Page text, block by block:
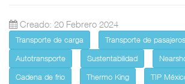
Creado: 20 Febrero 2024
Transporte de carga
Transporte de pasajeros
Autotransporte
Sustentabilidad
Cadena de frio
Thermo King TIP